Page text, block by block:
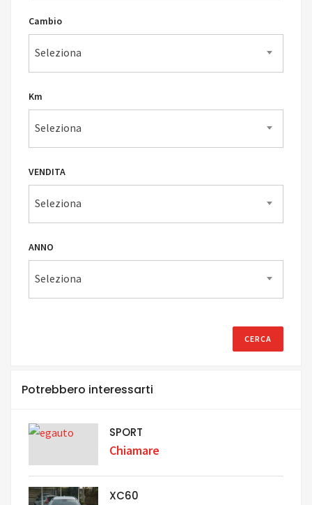
Cambio
Seleziona
Km
Seleziona
VENDITA
Seleziona
ANNO
Seleziona
Potrebbero interessarti
SPORT
Chiamare
XC60